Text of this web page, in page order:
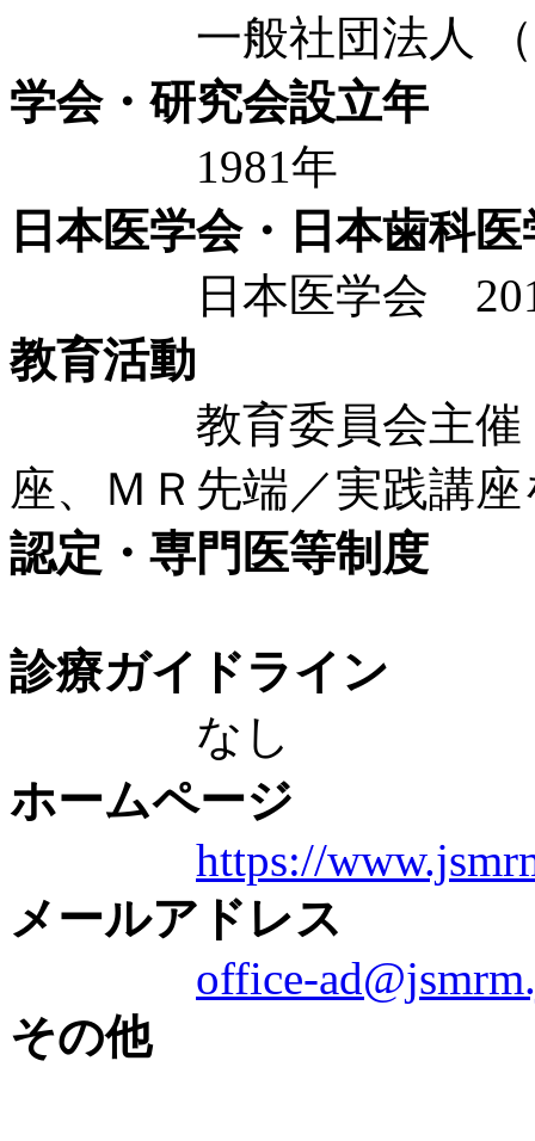
一般社団法人 （
学会・研究会設立年
1981年
日本医学会・日本歯科
日本医学会 2013
教育活動
教育委員会主催 Ｍ
座、ＭＲ先端／実践講
認定・専門医等制度
診療ガイドライン
なし
ホームページ
https://
メールアドレス
office-
その他